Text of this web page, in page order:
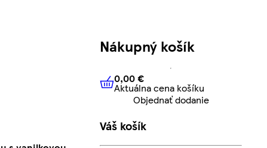
Nákupný košík
0,00 € Aktuálna cena košíku
0,00 €
Aktuálna cena košíku
Objednať dodanie
Váš košík